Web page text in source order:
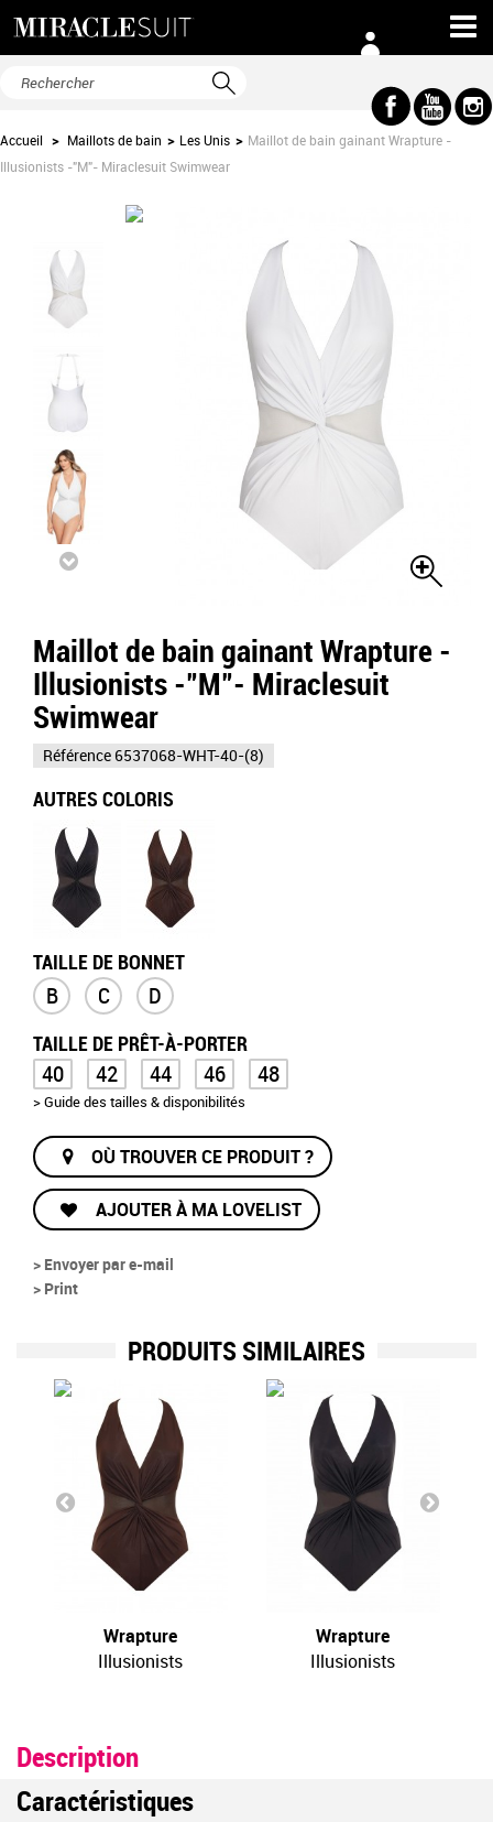
Accueil > Maillots de bain > Les Unis > Maillot de bain gainant Wrapture -
Illusionists -"M"- Miraclesuit Swimwear
Maillot de bain gainant Wrapture -
Illusionists -"M"- Miraclesuit
Swimwear
Référence 6537068-WHT-40-(8)
AUTRES COLORIS
TAILLE DE BONNET
B C D
TAILLE DE PRÊT-À-PORTER
40 42 44 46 48
> Guide des tailles & disponibilités
OÙ TROUVER CE PRODUIT ?
AJOUTER À MA LOVELIST
> Envoyer par e-mail
> Print
PRODUITS SIMILAIRES
Wrapture
Illusionists
Wrapture
Illusionists
Description
Caractéristiques